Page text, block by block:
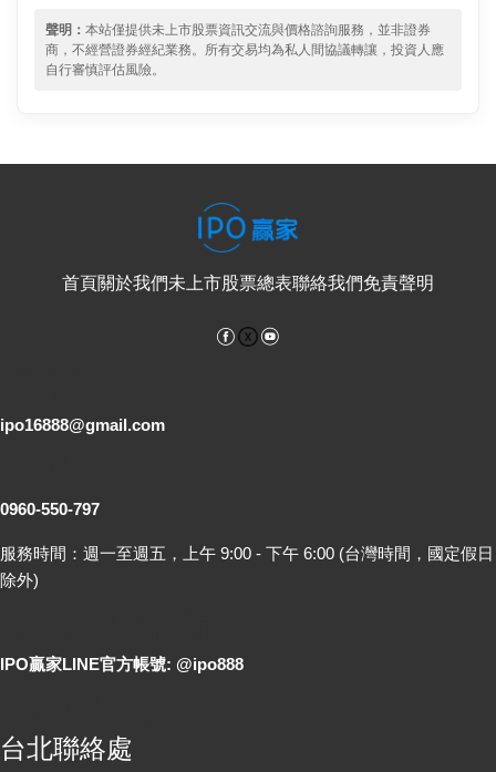
聲明： 本站僅提供未上市股票資訊交流與價格諮詢服務，並非證券
商，不經營證券經紀業務。所有交易均為私人間協議轉讓，投資人應
自行審慎評估風險。
首頁關於我們未上市股票總表聯絡我們免責聲明
Facebook
ipo16888@gmail.com
0960-550-797
服務時間：週一至週五，上午 9:00 - 下午 6:00 (台灣時間，國定假日
除外)
IPO贏家LINE官方帳號: @ipo888
台北聯絡處